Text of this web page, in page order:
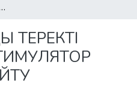
ӘСЕРІМЕН КӨБЕЙТУ